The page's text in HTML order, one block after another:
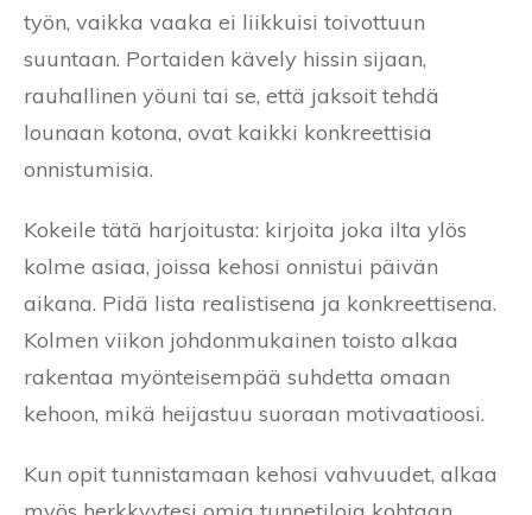
työn, vaikka vaaka ei liikkuisi toivottuun
suuntaan. Portaiden kävely hissin sijaan,
rauhallinen yöuni tai se, että jaksoit tehdä
lounaan kotona, ovat kaikki konkreettisia
onnistumisia.
Kokeile tätä harjoitusta: kirjoita joka ilta ylös
kolme asiaa, joissa kehosi onnistui päivän
aikana. Pidä lista realistisena ja konkreettisena.
Kolmen viikon johdonmukainen toisto alkaa
rakentaa myönteisempää suhdetta omaan
kehoon, mikä heijastuu suoraan motivaatioosi.
Kun opit tunnistamaan kehosi vahvuudet, alkaa